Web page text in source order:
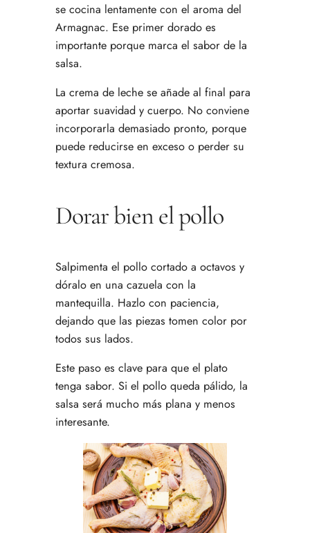
se cocina lentamente con el aroma del
Armagnac. Ese primer dorado es
importante porque marca el sabor de la
salsa.
La crema de leche se añade al final para
aportar suavidad y cuerpo. No conviene
incorporarla demasiado pronto, porque
puede reducirse en exceso o perder su
textura cremosa.
Dorar bien el pollo
Salpimenta el pollo cortado a octavos y
dóralo en una cazuela con la
mantequilla. Hazlo con paciencia,
dejando que las piezas tomen color por
todos sus lados.
Este paso es clave para que el plato
tenga sabor. Si el pollo queda pálido, la
salsa será mucho más plana y menos
interesante.